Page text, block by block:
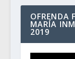
OFRENDA
MARÍA
2019